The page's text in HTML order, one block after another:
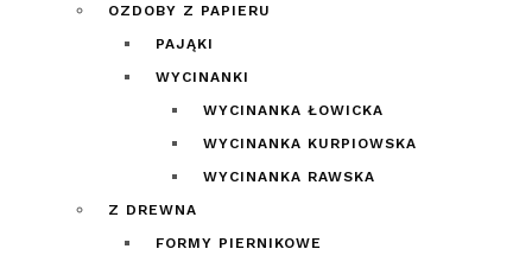
OZDOBY Z PAPIERU
PAJĄKI
WYCINANKI
WYCINANKA ŁOWICKA
WYCINANKA KURPIOWSKA
WYCINANKA RAWSKA
Z DREWNA
FORMY PIERNIKOWE